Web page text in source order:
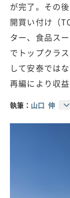
が完了。その
開買い付け（
ター、食品ス
でトップクラ
して安泰では
再編により収
執筆： 山口 伸